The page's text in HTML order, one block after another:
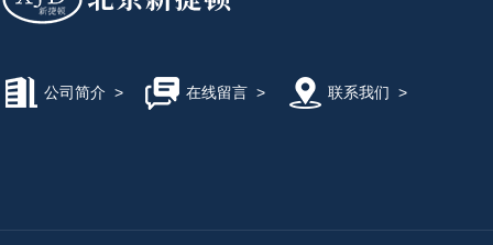
公司简介 > 在线留言> 联系我们 >